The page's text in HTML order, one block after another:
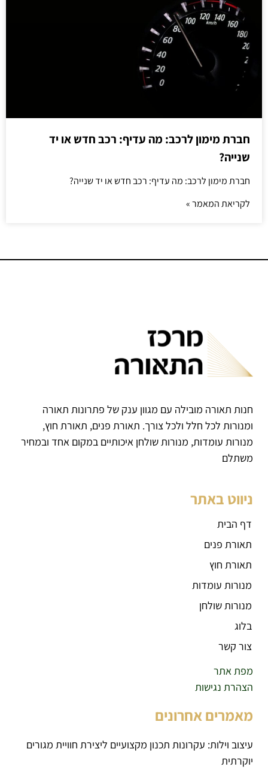
חברת מימון לרכב: מה עדיף: רכב חדש או יד
שנייה?
חברת מימון לרכב: מה עדיף: רכב חדש או יד שנייה?
לקריאת המאמר »
חנות תאורה מובילה עם מגוון ענק של פתרונות תאורה
ומנורות לכל חלל ולכל צורך. תאורת פנים, תאורת חוץ,
מנורות עומדות, מנורות שולחן איכותיים במקום אחד ובמחיר
משתלם
ניווט באתר
דף הבית
תאורת פנים
תאורת חוץ
מנורות עומדות
מנורות שולחן
בלוג
צור קשר
מפת אתר
הצהרת נגישות
מאמרים אחרונים
עיצוב וילות: עקרונות תכנון מקצועיים ליצירת חוויית מגורים
יוקרתית